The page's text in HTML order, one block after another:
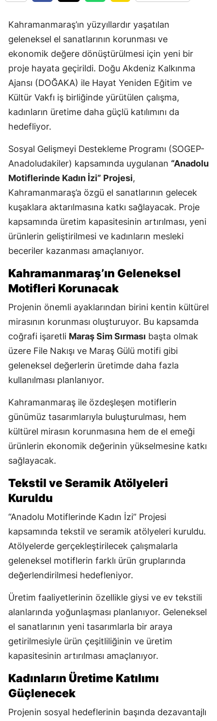
Kahramanmaraş’ın yüzyıllardır yaşatılan
geleneksel el sanatlarının korunması ve
ekonomik değere dönüştürülmesi için yeni bir
proje hayata geçirildi. Doğu Akdeniz Kalkınma
Ajansı (DOĞAKA) ile Hayat Yeniden Eğitim ve
Kültür Vakfı iş birliğinde yürütülen çalışma,
kadınların üretime daha güçlü katılımını da
hedefliyor.
Sosyal Gelişmeyi Destekleme Programı (SOGEP-
Anadoludakiler) kapsamında uygulanan “Anadolu
Motiflerinde Kadın İzi” Projesi,
Kahramanmaraş’a özgü el sanatlarının gelecek
kuşaklara aktarılmasına katkı sağlayacak. Proje
kapsamında üretim kapasitesinin artırılması, yeni
ürünlerin geliştirilmesi ve kadınların mesleki
beceriler kazanması amaçlanıyor.
Kahramanmaraş’ın Geleneksel
Motifleri Korunacak
Projenin önemli ayaklarından birini kentin kültürel
mirasının korunması oluşturuyor. Bu kapsamda
coğrafi işaretli Maraş Sim Sırması başta olmak
üzere File Nakışı ve Maraş Gülü motifi gibi
geleneksel değerlerin üretimde daha fazla
kullanılması planlanıyor.
Kahramanmaraş ile özdeşleşen motiflerin
günümüz tasarımlarıyla buluşturulması, hem
kültürel mirasın korunmasına hem de el emeği
ürünlerin ekonomik değerinin yükselmesine katkı
sağlayacak.
Tekstil ve Seramik Atölyeleri
Kuruldu
“Anadolu Motiflerinde Kadın İzi” Projesi
kapsamında tekstil ve seramik atölyeleri kuruldu.
Atölyelerde gerçekleştirilecek çalışmalarla
geleneksel motiflerin farklı ürün gruplarında
değerlendirilmesi hedefleniyor.
Üretim faaliyetlerinin özellikle giysi ve ev tekstili
alanlarında yoğunlaşması planlanıyor. Geleneksel
el sanatlarının yeni tasarımlarla bir araya
getirilmesiyle ürün çeşitliliğinin ve üretim
kapasitesinin artırılması amaçlanıyor.
Kadınların Üretime Katılımı
Güçlenecek
Projenin sosyal hedeflerinin başında dezavantajlı